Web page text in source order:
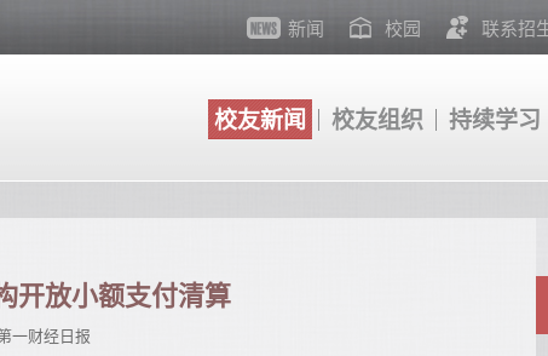
校友新闻 校友组织 持续学习
新闻 校园 联系招
开放小额支付清算
一财经日报